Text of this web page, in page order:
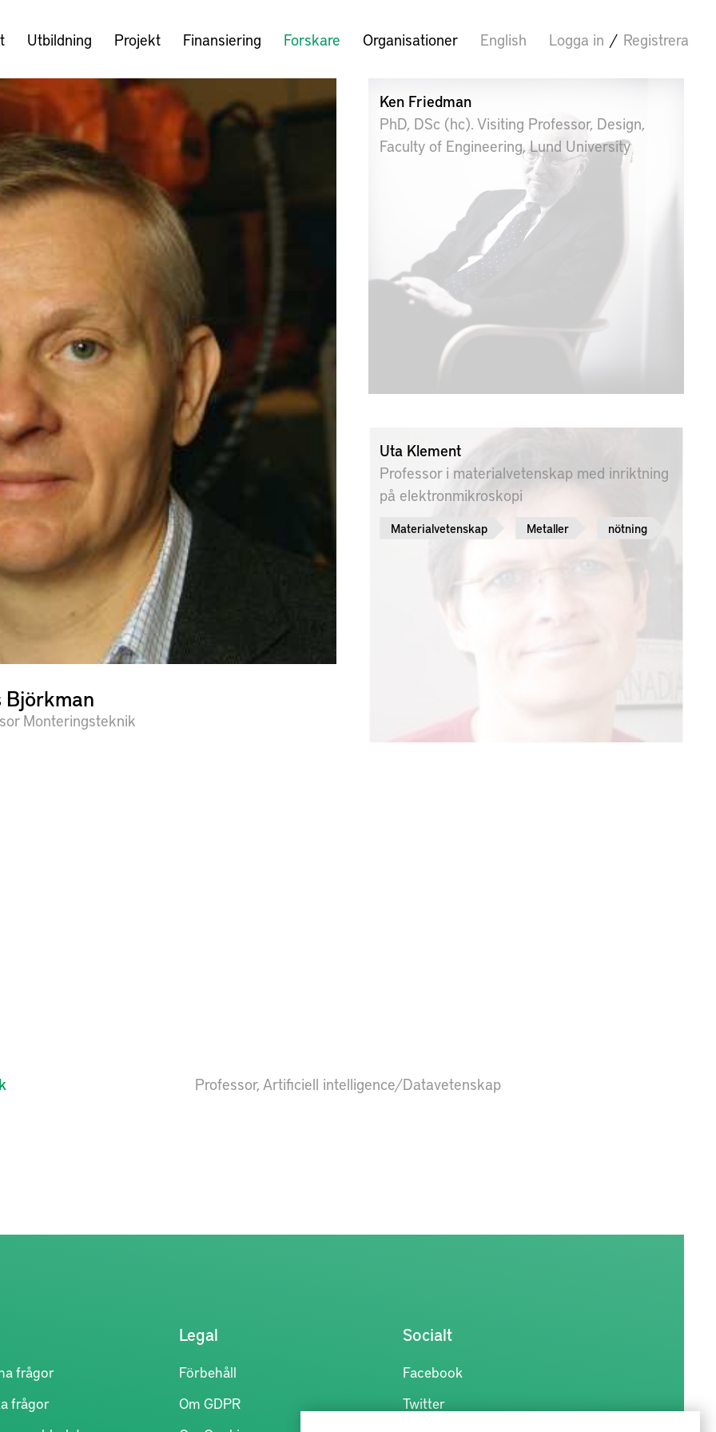
Utbildning Projekt Finansiering Forskare Organisationer English Logga in / Registrera
Björkman
Monteringsteknik
Ken Friedman
PhD, DSc (hc). Visiting Professor, Design,
Faculty of Engineering, Lund University
Uta Klement
Professor i materialvetenskap med inriktning
på elektronmikroskopi
Materialvetenskap Metaller nötning
Professor, Artificiell intelligence/Datavetenskap
frågor
frågor
Legal
Förbehåll
Om GDPR
Socialt
Facebook
Twitter